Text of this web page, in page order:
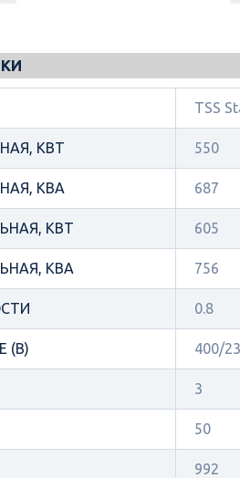
TSS
КВТ 550
КВА 687
КВТ 605
КВА 756
0.8
(В) 400/
3
50
992